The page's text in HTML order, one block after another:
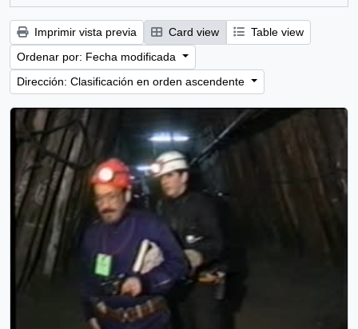
Imprimir vista previa Card view
Table view
Ordenar por: Fecha modificada
Dirección: Clasificación en orden ascendente